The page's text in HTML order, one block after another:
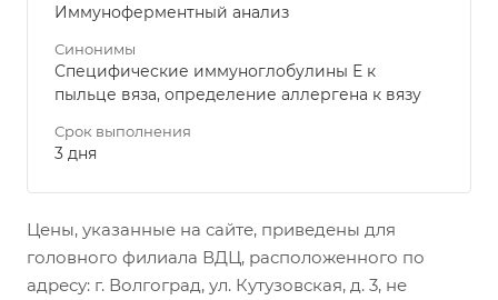
Иммуноферментный анализ
Синонимы
Специфические иммуноглобулины Е к
пыльце вяза, определение аллергена к вязу
Срок выполнения
3 дня
Цены, указанные на сайте, приведены для
головного филиала ВДЦ, расположенного по
адресу: г. Волгоград, ул. Кутузовская, д. 3, не